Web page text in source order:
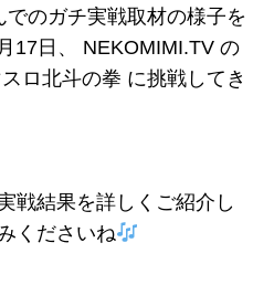
でのガチ実戦取材の様子を
17日、 NEKOMIMI.TVの
スロ北斗の拳 に挑戦してき
戦結果を詳しくご紹介し
くださいね